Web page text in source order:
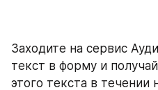
Заходите на сервис
текст в форму и
этого текста в течении